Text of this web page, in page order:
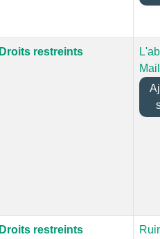
Droits restreints
Droits restreints